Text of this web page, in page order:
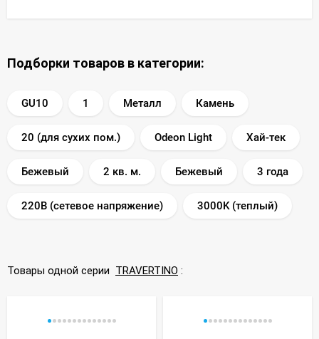
Подборки товаров в категории:
GU10 1 Металл Камень
20 (для сухих пом.) Odeon Light Хай-тек
Бежевый 2 кв. м. Бежевый 3 года
220В (сетевое напряжение) 3000K (теплый)
Товары одной серии TRAVERTINO :